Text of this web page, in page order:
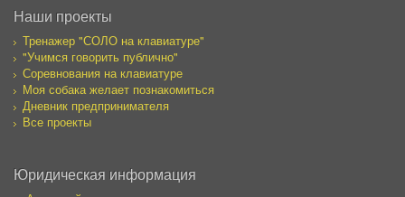
Наши проекты
Тренажер "СОЛО на клавиатуре"
"Учимся говорить публично"
Соревнования на клавиатуре
Моя собака желает познакомиться
Дневник предпринимателя
Все проекты
Юридическая информация